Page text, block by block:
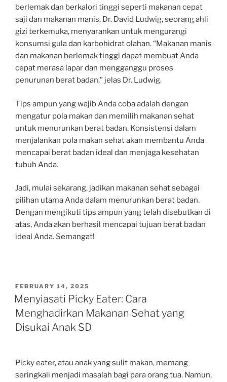
berlemak dan berkalori tinggi seperti makanan cepat
saji dan makanan manis. Dr. David Ludwig, seorang ahli
gizi terkemuka, menyarankan untuk mengurangi
konsumsi gula dan karbohidrat olahan. “Makanan manis
dan makanan berlemak tinggi dapat membuat Anda
cepat merasa lapar dan mengganggu proses
penurunan berat badan,” jelas Dr. Ludwig.
Tips ampun yang wajib Anda coba adalah dengan
mengatur pola makan dan memilih makanan sehat
untuk menurunkan berat badan. Konsistensi dalam
menjalankan pola makan sehat akan membantu Anda
mencapai berat badan ideal dan menjaga kesehatan
tubuh Anda.
Jadi, mulai sekarang, jadikan makanan sehat sebagai
pilihan utama Anda dalam menurunkan berat badan.
Dengan mengikuti tips ampun yang telah disebutkan di
atas, Anda akan berhasil mencapai tujuan berat badan
ideal Anda. Semangat!
POSTED
ON
FEBRUARY 14, 2025
Menyiasati Picky Eater: Cara
Menghadirkan Makanan Sehat yang
Disukai Anak SD
Picky eater, atau anak yang sulit makan, memang
seringkali menjadi masalah bagi para orang tua. Namun,